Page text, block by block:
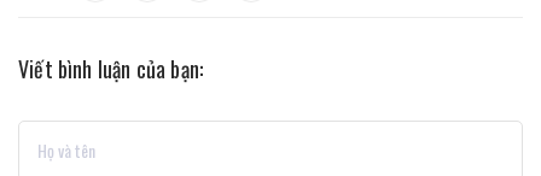
Viết bình luận của bạn: